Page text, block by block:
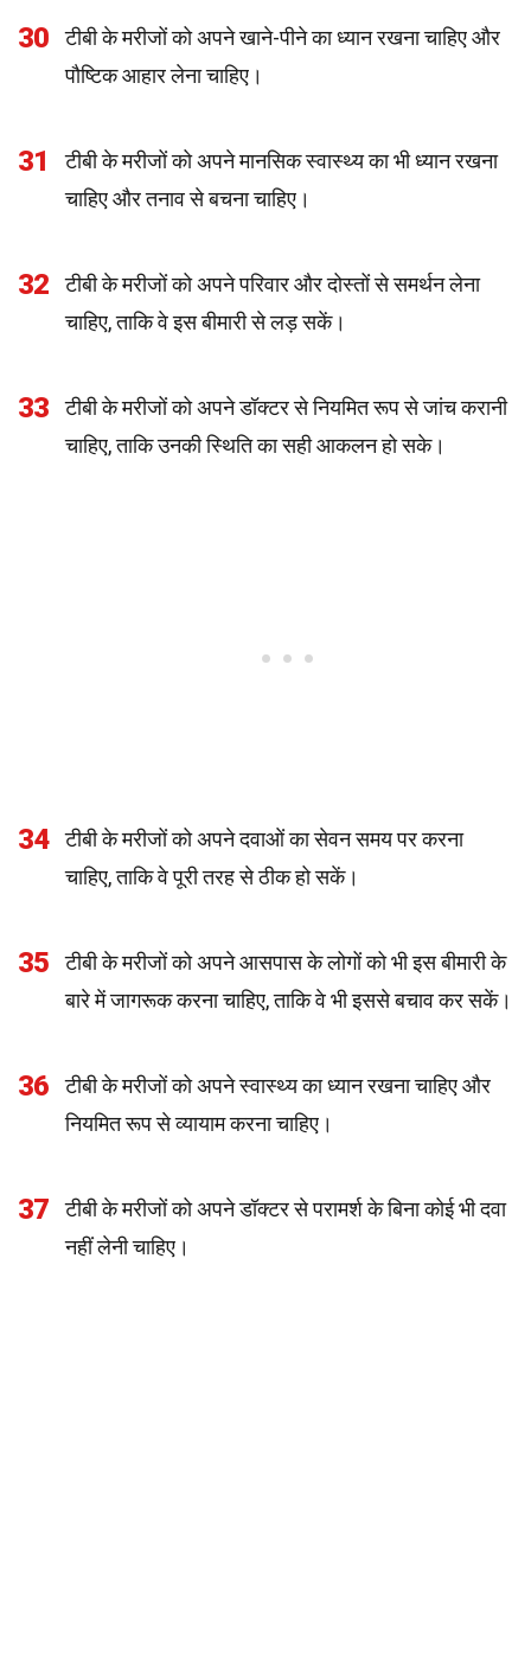
30
टीबी के मरीजों को अपने खाने-पीने का ध्यान रखना चाहिए और
पौष्टिक आहार लेना चाहिए।
31
टीबी के मरीजों को अपने मानसिक स्वास्थ्य का भी ध्यान रखना
चाहिए और तनाव से बचना चाहिए।
32
टीबी के मरीजों को अपने परिवार और दोस्तों से समर्थन लेना
चाहिए, ताकि वे इस बीमारी से लड़ सकें।
33
टीबी के मरीजों को अपने डॉक्टर से नियमित रूप से जांच करानी
चाहिए, ताकि उनकी स्थिति का सही आकलन हो सके।
34
टीबी के मरीजों को अपने दवाओं का सेवन समय पर करना
चाहिए, ताकि वे पूरी तरह से ठीक हो सकें।
35
टीबी के मरीजों को अपने आसपास के लोगों को भी इस बीमारी के
बारे में जागरूक करना चाहिए, ताकि वे भी इससे बचाव कर सकें।
36
टीबी के मरीजों को अपने स्वास्थ्य का ध्यान रखना चाहिए और
नियमित रूप से व्यायाम करना चाहिए।
37
टीबी के मरीजों को अपने डॉक्टर से परामर्श के बिना कोई भी दवा
नहीं लेनी चाहिए।